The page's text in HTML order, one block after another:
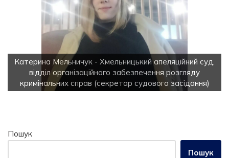
Катерина Мельничук - Хмельницький апеляційний суд,
відділ організаційного забезпечення розгляду
кримінальних справ (секретар судового засідання)
Пошук
Пошук